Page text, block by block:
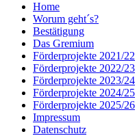
Home
Worum geht´s?
Bestätigung
Das Gremium
Förderprojekte 2021/22
Förderprojekte 2022/23
Förderprojekte 2023/24
Förderprojekte 2024/25
Förderprojekte 2025/26
Impressum
Datenschutz